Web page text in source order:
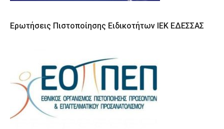
Ερωτήσεις Πιστοποίησης Ειδικοτήτων ΙΕΚ ΕΔΕΣΣΑΣ